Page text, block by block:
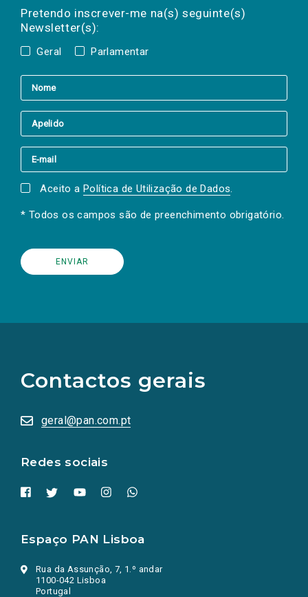
Pretendo inscrever-me na(s) seguinte(s)
Newsletter(s):
Geral Parlamentar
a(s) newsletter(s).
mail
Aceito a Política de Utilização de Dados.
* Todos os campos são de preenchimento obrigatório.
Contactos gerais
geral@pan.com.pt
Redes sociais
redes
sociais
numa
nova
Espaço PAN Lisboa
Rua da Assunção, 7, 1.º andar
1100-042 Lisboa
Portugal